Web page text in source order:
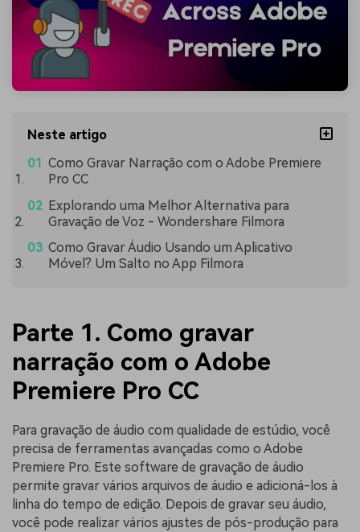
Neste artigo
Como Gravar Narração com o Adobe Premiere
Pro CC
Explorando uma Melhor Alternativa para
Gravação de Voz - Wondershare Filmora
Como Gravar Áudio Usando um Aplicativo
Móvel? Um Salto no App Filmora
Parte 1. Como gravar
narração com o Adobe
Premiere Pro CC
Para gravação de áudio com qualidade de estúdio, você
precisa de ferramentas avançadas como o Adobe
Premiere Pro. Este software de gravação de áudio
permite gravar vários arquivos de áudio e adicioná-los à
linha do tempo de edição. Depois de gravar seu áudio,
você pode realizar vários ajustes de pós-produção para